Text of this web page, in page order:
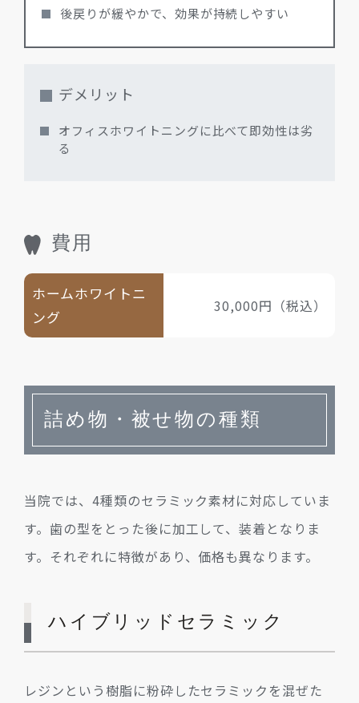
後戻りが緩やかで、効果が持続しやすい
デメリット
オフィスホワイトニングに比べて即効性は劣
る
費用
ホームホワイトニ
ング
30,000円（税込）
詰め物・被せ物の種類
当院では、4種類のセラミック素材に対応していま
す。歯の型をとった後に加工して、装着となりま
す。それぞれに特徴があり、価格も異なります。
ハイブリッドセラミック
レジンという樹脂に粉砕したセラミックを混ぜた